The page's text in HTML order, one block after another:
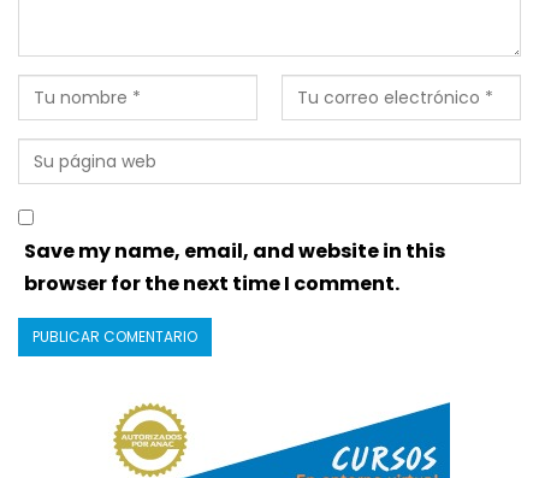
Save my name, email, and website in this
browser for the next time I comment.